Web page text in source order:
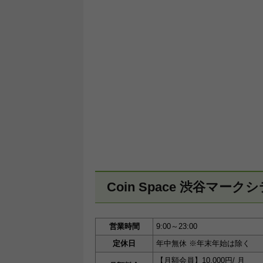
Coin Space 渋谷マーク
営業時間
9:00～23:00
定休日
年中無休 ※年末年始は除く
【月額会員】10,000円/ 月